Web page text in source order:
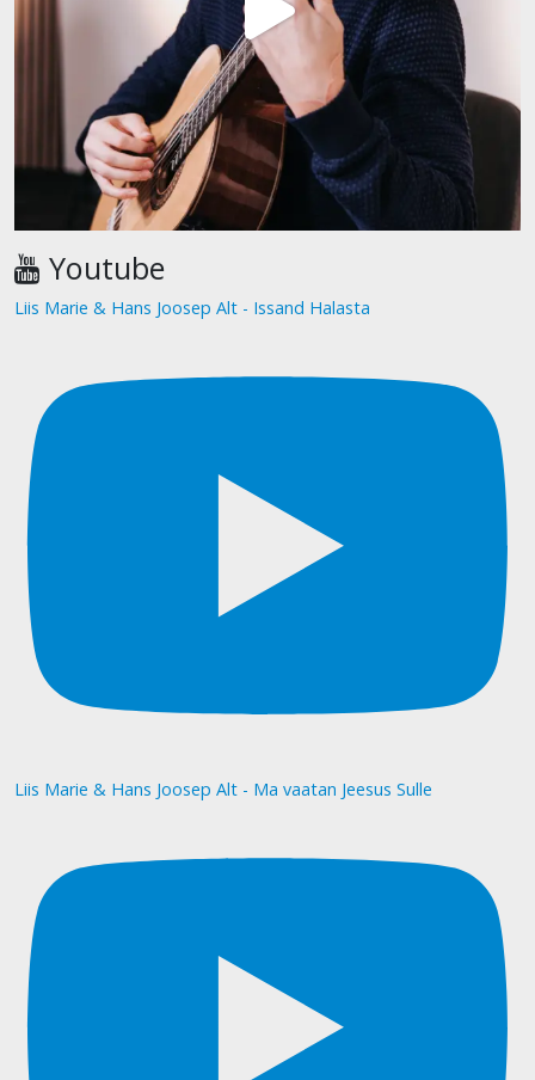
Youtube
Liis Marie & Hans Joosep Alt - Issand Halasta
Liis Marie & Hans Joosep Alt - Ma vaatan Jeesus Sulle